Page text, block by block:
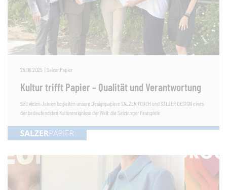
25.06.2025 | Salzer Papier
Kultur trifft Papier – Qualität und Verantwortung
Seit vielen Jahren begleiten unsere Designpapiere SALZER TOUCH und SALZER DESIGN eines
der bedeutendsten Kulturereignisse der Welt: die Salzburger Festspiele